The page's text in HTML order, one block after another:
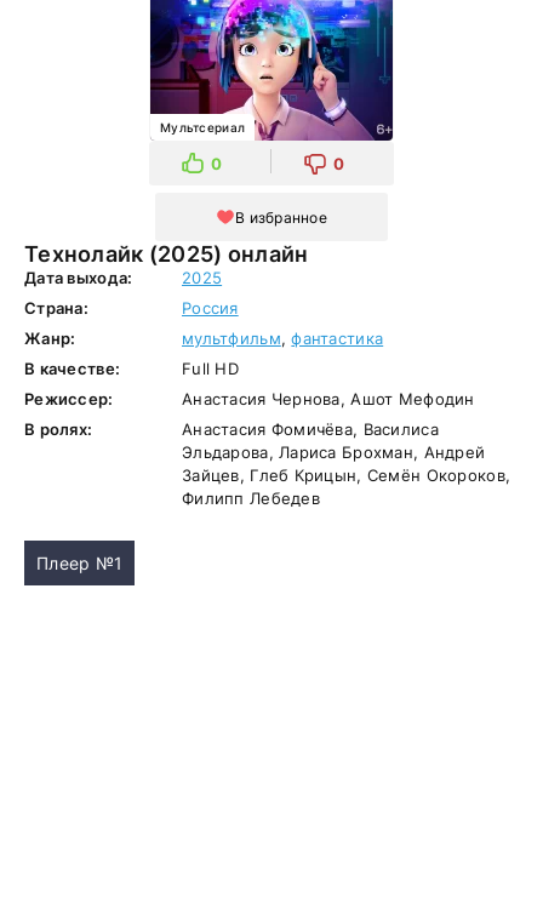
Технолайк (2025) онлайн
Мультсериал
0 0
В избранное
Дата выхода:
2025
Страна:
Россия
Жанр:
мультфильм,фантастика
В качестве:
Full HD
Режиссер:
Анастасия Чернова, Ашот Мефодин
В ролях:
Анастасия Фомичёва, Василиса
Эльдарова, Лариса Брохман, Андрей
Зайцев, Глеб Крицын, Семён Окороков,
Филипп Лебедев
Плеер №1